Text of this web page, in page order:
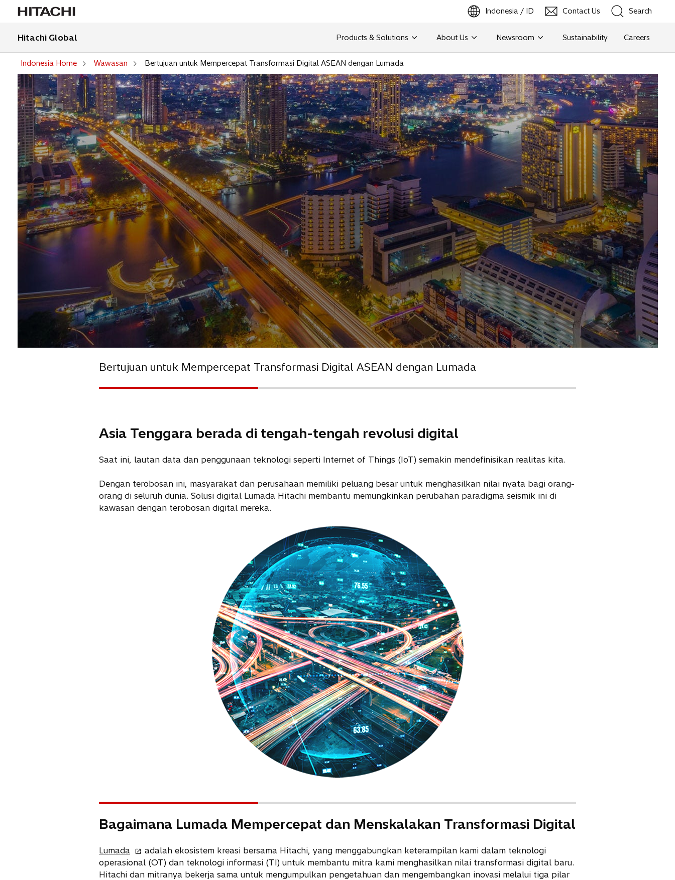
Indonesia / ID Contact Us Search
Search
Hitachi Global Products & Solutions About Us Newsroom Sustainability Careers
Indonesia Home Wawasan Bertujuan untuk Mempercepat Transformasi Digital ASEAN dengan Lumada
Bertujuan untuk Mempercepat Transformasi Digital ASEAN dengan Lumada
Asia Tenggara berada di tengah-tengah revolusi digital
Saat ini, lautan data dan penggunaan teknologi seperti Internet of Things (IoT) semakin mendefinisikan realitas kita.
Dengan terobosan ini, masyarakat dan perusahaan memiliki peluang besar untuk menghasilkan nilai nyata bagi orang-
orang di seluruh dunia. Solusi digital Lumada Hitachi membantu memungkinkan perubahan paradigma seismik ini di
kawasan dengan terobosan digital mereka.
Bagaimana Lumada Mempercepat dan Menskalakan Transformasi Digital
Lumada
p
e
adalah ekosistem kreasi bersama Hitachi, yang menggabungkan keterampilan kami dalam teknologi
operasional (OT) dan teknologi informasi (TI) untuk membantu mitra kami menghasilkan nilai transformasi digital baru.
Hitachi dan mitranya bekerja sama untuk mengumpulkan pengetahuan dan mengembangkan inovasi melalui tiga pilar